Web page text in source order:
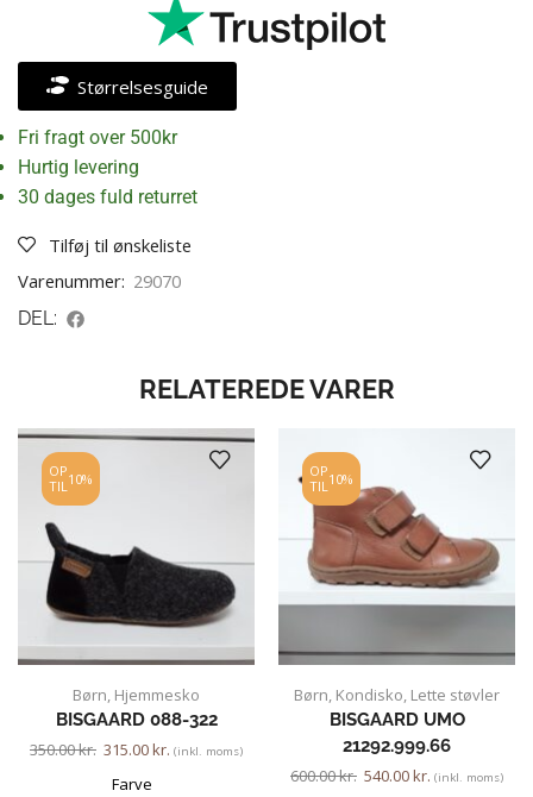
Størrelsesguide
Fri fragt over 500kr
Hurtig levering
30 dages fuld returret
Tilføj til ønskeliste
Varenummer: 29070
DEL:
RELATEREDE VARER
OP
TIL10%
Børn, Hjemmesko
BISGAARD 088-322
350.00kr. 315.00kr. (inkl. moms)
Farve
OP
TIL10%
Børn, Kondisko, Lette støvler
BISGAARD UMO
21292.999.66
600.00kr. 540.00kr. (inkl. moms)